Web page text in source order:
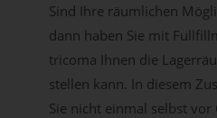
Sind Ihre räumlichen
dann haben Sie mit
tricoma Ihnen die
stellen kann. In diesem
Sie nicht einmal selbst